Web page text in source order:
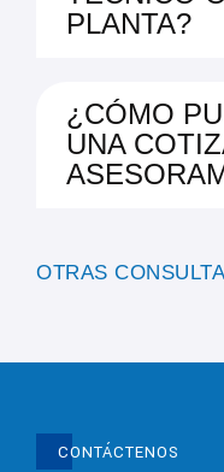
PLANTA?
¿CÓMO
UNA
OTRAS
CONTÁCTENOS